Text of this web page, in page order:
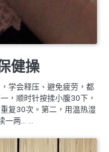
健操
学会释压、避免疲劳，都
，顺时针按揉小腹30下，
复30次。第二，用温热湿
一两… …